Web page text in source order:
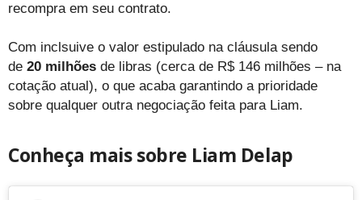
recompra em seu contrato.
Com inclsuive o valor estipulado na cláusula sendo
de 20 milhões de libras (cerca de R$ 146 milhões – na
cotação atual), o que acaba garantindo a prioridade
sobre qualquer outra negociação feita para Liam.
Conheça mais sobre Liam Delap